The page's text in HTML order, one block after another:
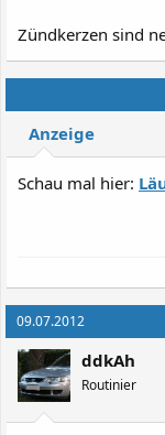
Zündkerzen sind
Anzeige
Schau mal hier:
09.07.2012
ddkAh
Routinier